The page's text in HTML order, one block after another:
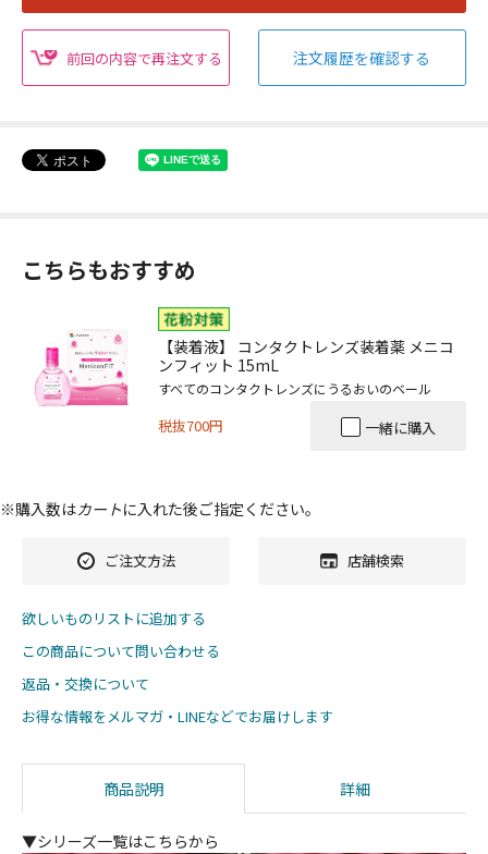
前回の内容で再注文する 注文履歴を確認する
こちらもおすすめ
【装着液】 コンタクトレンズ装着薬 メニコ
ンフィット 15mL
すべてのコンタクトレンズにうるおいのベール
税抜700円 一緒に購入
※購入数はカートに入れた後ご指定ください。
ご注文方法 店舗検索
欲しいものリストに追加する
この商品について問い合わせる
返品・交換について
お得な情報をメルマガ・LINEなどでお届けします
商品説明 詳細
▼シリーズ一覧はこちらから